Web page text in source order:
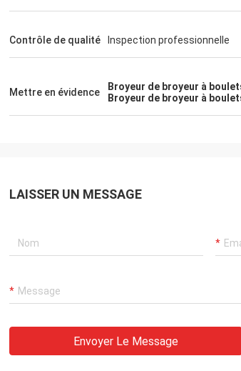
Vendeur parfait, excellent produit, prix
pourrions pas être plus heureux avec
Henan montons des machines et
était excellente partout, si facile à entrer
Contrôle de qualité Inspection professionnelle
Mettre en évidence Broyeur de broyeur à
Broyeur de broyeur à
LAISSER UN MESSAGE
Envoyer Le Message